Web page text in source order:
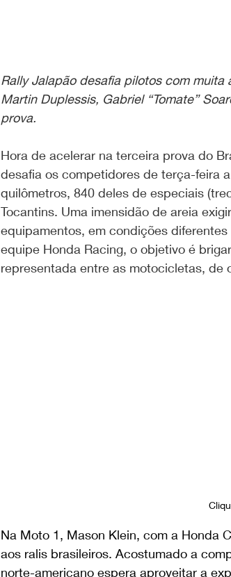
Rally Jalapão desafia pilotos com
Martin Duplessis, Gabriel “Tomate”
prova.
Hora de acelerar na terceira prova do
desafia os competidores de terça-feira
quilômetros, 840 deles de especiais
Tocantins. Uma imensidão de areia
equipamentos, em condições
equipe Honda Racing, o objetivo é
representada entre as motocicletas, de
Na Moto 1, Mason Klein, com a Honda
aos ralis brasileiros. Acostumado a
norte-americano espera aproveitar a